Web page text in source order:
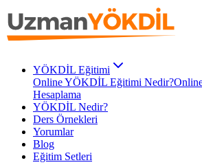
YÖKDİL Eğitimi
Online YÖKDİL Eğitimi Nedir?
Hesaplama
YÖKDİL Nedir?
Ders Örnekleri
Yorumlar
Blog
Eğitim Setleri